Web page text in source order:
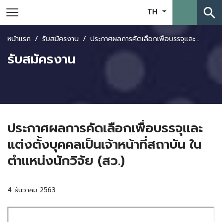
TH search
หน้าแรก รับสมัครงาน ประกาศผลการคัดเลือกเพื่อบรรจุและแต่งตั้งบุคคลเป็นเจ้าหน้าที่สถาบัน ในตำแหน่งนักวิจัย (สว.)
รับสมัครงาน
ประกาศผลการคัดเลือกเพื่อบรรจุและ
แต่งตั้งบุคคลเป็นเจ้าหน้าที่สถาบัน ใน
ตำแหน่งนักวิจัย (สว.)
4 ธันวาคม 2563